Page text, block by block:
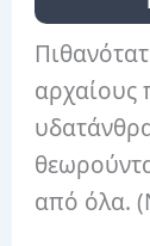
αρχαίους
από όλα.